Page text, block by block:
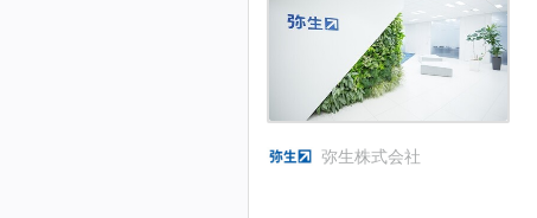
弥生株式会社